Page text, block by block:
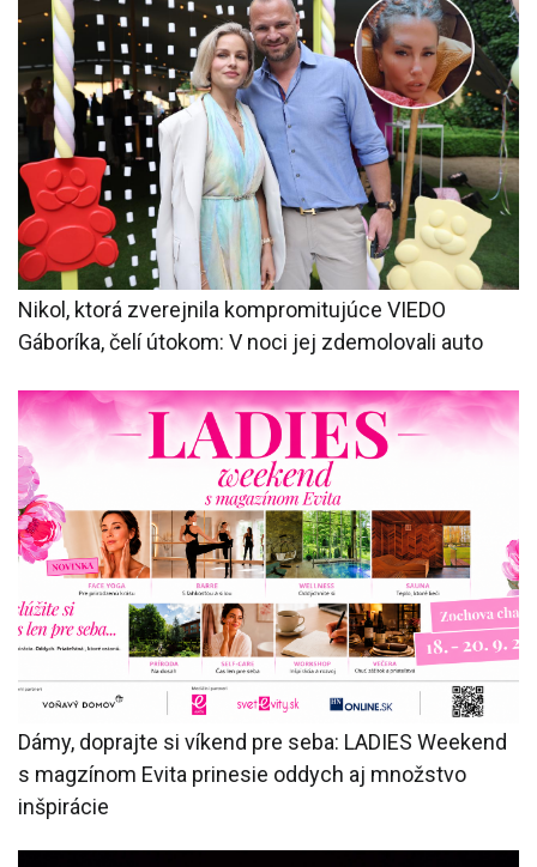
Nikol, ktorá zverejnila kompromitujúce VIEDO
Gáboríka, čelí útokom: V noci jej zdemolovali auto
Dámy, doprajte si víkend pre seba: LADIES Weekend
s magzínom Evita prinesie oddych aj množstvo
inšpirácie